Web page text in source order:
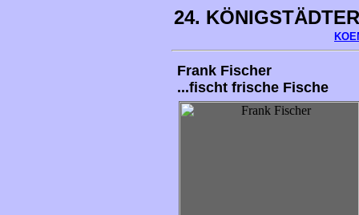
24.
Frank Fischer
...fischt frische Fische